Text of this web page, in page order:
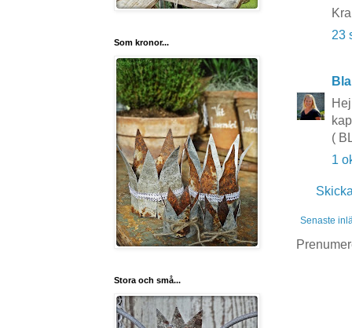
23
(
1
Senaste
Som kronor...
Stora och små...